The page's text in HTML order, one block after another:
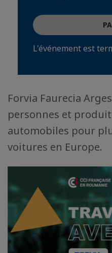
L'événement est
Forvia Faurecia
personnes et
automobiles pour
voitures en Europe.